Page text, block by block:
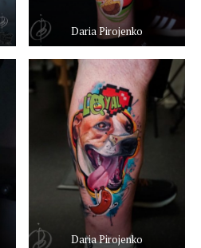
Daria Pirojenko
Daria Pirojenko